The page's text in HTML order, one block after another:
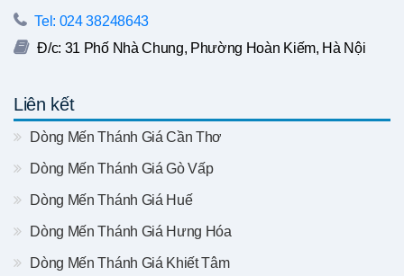
Tel: 024 38248643
Đ/c: 31 Phố Nhà Chung, Phường Hoàn Kiếm, Hà Nội
Liên kết
Dòng Mến Thánh Giá Cần Thơ
Dòng Mến Thánh Giá Gò Vấp
Dòng Mến Thánh Giá Huế
Dòng Mến Thánh Giá Hưng Hóa
Dòng Mến Thánh Giá Khiết Tâm